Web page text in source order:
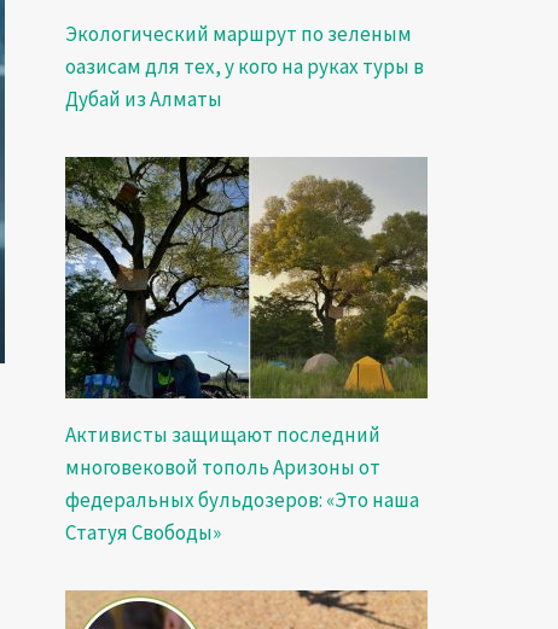
Экологический маршрут по зеленым
оазисам для тех, у кого на руках туры в
Дубай из Алматы
Активисты защищают последний
многовековой тополь Аризоны от
федеральных бульдозеров: «Это наша
Статуя Свободы»